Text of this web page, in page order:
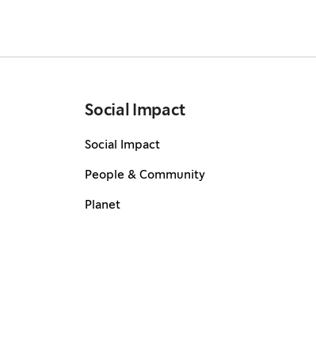
Social Impact
Social Impact
People & Community
Planet